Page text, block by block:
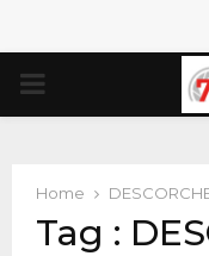
PRIMARY
Home
Tag :